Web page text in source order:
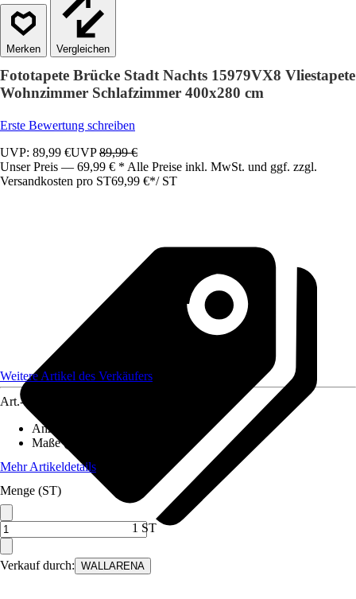
Vergleichen
Fototapete Brücke Stadt Nachts 15979VX8 Vliestapete
Wohnzimmer Schlafzimmer 400x280 cm
Erste Bewertung schreiben
UVP: 89,99 €UVP89,99 €
Unser Preis — 69,99 € * Alle Preise inkl. MwSt. und ggf. zzgl.
Versandkosten pro ST69,99 €*/ ST
Verkauf durch: WALLARENA
Weitere Artikel des Verkäufers
Art.-Nr.
Anzahl der Teile
Maße (BxH)
Mehr Artikeldetails
Menge (ST)
1 ST